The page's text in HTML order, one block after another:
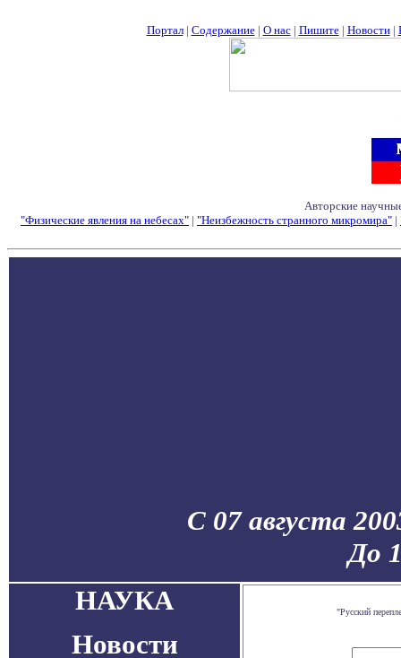
Портал| Содержание| О нас| Пишите| Новости|
Авторские
"Физические явления на небесах" | "Неизбежность странного микромира" |
С 07 августа
До
НАУКА
Новости
"Русский